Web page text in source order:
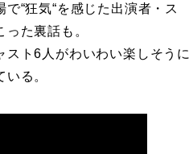
“狂気“を感じた出演者・ス
た裏話も。
ト6人がわいわい楽しそうに
る。